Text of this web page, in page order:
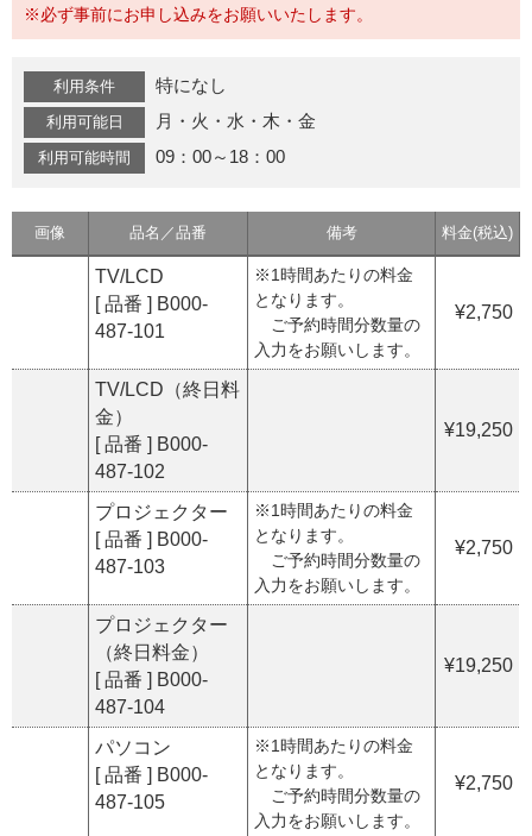
※必ず事前にお申し込みをお願いいたします。
利用条件 特になし
利用可能日 月・火・水・木・金
利用可能時間 09：00～18：00
画像 品名／品番 備考 料金(税込)
TV/LCD
[ 品番 ] B000-
487-101
※1時間あたりの料金
となります。
ご予約時間分数量の
入力をお願いします。
¥2,750
TV/LCD（終日料
金）
[ 品番 ] B000-
487-102
¥19,250
プロジェクター
[ 品番 ] B000-
487-103
※1時間あたりの料金
となります。
ご予約時間分数量の
入力をお願いします。
¥2,750
プロジェクター
（終日料金）
[ 品番 ] B000-
487-104
¥19,250
パソコン
[ 品番 ] B000-
487-105
※1時間あたりの料金
となります。
ご予約時間分数量の
入力をお願いします。
¥2,750